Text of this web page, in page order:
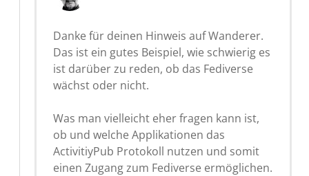
Danke für deinen Hinweis auf Wanderer.
Das ist ein gutes Beispiel, wie schwierig es
ist darüber zu reden, ob das Fediverse
wächst oder nicht.
Was man vielleicht eher fragen kann ist,
ob und welche Applikationen das
ActivitiyPub Protokoll nutzen und somit
einen Zugang zum Fediverse ermöglichen.